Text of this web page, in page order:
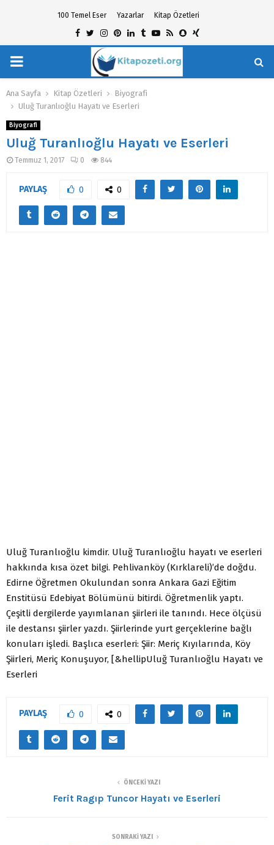
100 Temel Eser Yazarlar Kitap Özetleri
Facebook
TwitterInstagram
Pinterest
Linkedin
TumblrYoutube
RssSnapchat
Xing
PRIMARY
MENU
Ana Sayfa Kitap Özetleri
Biyografi
Uluğ Turanlıoğlu Hayatı ve Eserleri
Biyografi
Uluğ Turanlıoğlu Hayatı ve Eserleri
Temmuz 1, 2017 0 844
PAYLAŞ 0 0
Uluğ Turanlıoğlu kimdir. Uluğ Turanlıoğlu hayatı ve eserleri
hakkında kısa özet bilgi. Pehlivanköy (Kırklareli)’de doğdu.
Edirne Öğretmen Okulundan sonra Ankara Gazi Eğitim
Enstitüsü Edebiyat Bölümünü bitirdi. Öğretmenlik yaptı.
Çeşitli dergilerde yayımlanan şiirleri ile tanındı. Hece ölçüsü
ile destansı şiirler yazdı. Şiirlerinde yurt gerçeklerine bağlı
konuları işledi. Başlıca eserleri: Şiir: Meriç Kıyılarında, Köy
Şiirleri, Meriç Konuşuyor, [&hellipUluğ Turanlıoğlu Hayatı ve
Eserleri
PAYLAŞ 0 0
ÖNCEKI YAZI
Ferit Ragıp Tuncor Hayatı ve Eserleri
SONRAKI YAZI